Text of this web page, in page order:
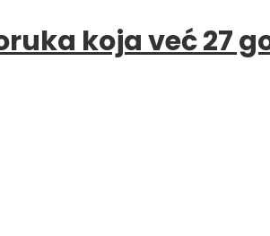
koja već 27